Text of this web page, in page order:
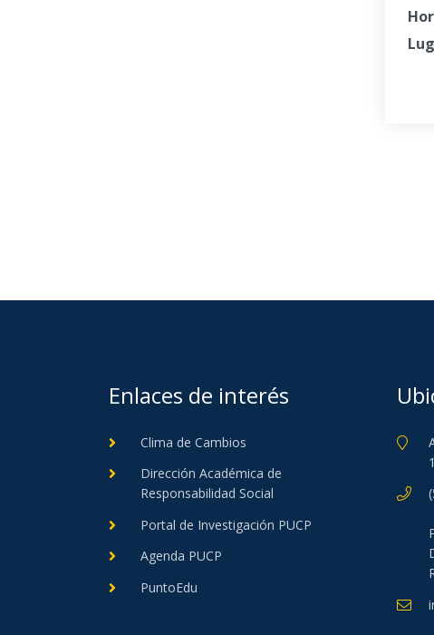
Enlaces de interés
Clima de Cambios
Dirección Académica de
Responsabilidad Social
Portal de Investigación PUCP
Agenda PUCP
PuntoEdu